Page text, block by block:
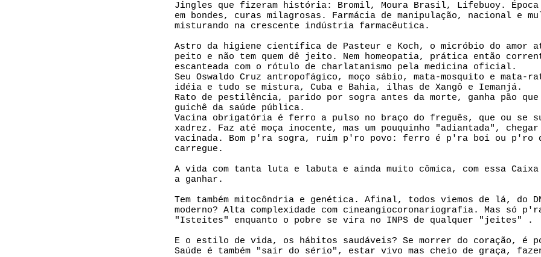
Jingles que fizeram história: Bromil, Moura Brasil, Lifebuoy.
em bondes, curas milagrosas. Farmácia de manipulação, nacional e
misturando na crescente indústria farmacêutica.
Astro da higiene científica de Pasteur e Koch, o micróbio do amor
peito e não tem quem dê jeito. Nem homeopatia, prática então
escanteada com o rótulo de charlatanismo pela medicina oficial.
Seu Oswaldo Cruz antropofágico, moço sábio, mata-mosquito e mata-
idéia e tudo se mistura, Cuba e Bahia, ilhas de Xangô e Iemanjá.
Rato de pestilência, parido por sogra antes da morte, ganha pão
guichê da saúde pública.
Vacina obrigatória é ferro a pulso no braço do freguês, que ou se
xadrez. Faz até moça inocente, mas um pouquinho "adiantada",
vacinada. Bom p'ra sogra, ruim p'ro povo: ferro é p'ra boi ou p'ro
carregue.
A vida com tanta luta e labuta e ainda muito cômica, com essa Caixa
a ganhar.
Tem também mitocôndria e genética. Afinal, todos viemos de lá, do
moderno? Alta complexidade com cineangiocoronariografia. Mas só
"Isteites" enquanto o pobre se vira no INPS de qualquer "jeites" .
E o estilo de vida, os hábitos saudáveis? Se morrer do coração, é
Saúde é também "sair do sério", estar vivo mas cheio de graça,